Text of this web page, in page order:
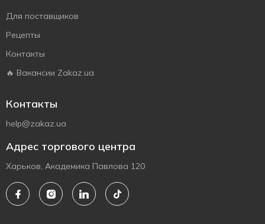
Для поставщиков
Рецепты
Контакты
🔥 Вакансии Zakaz.ua
Контакты
help@zakaz.ua
Адрес торгового центра
Харьков, Академика Павлова 120